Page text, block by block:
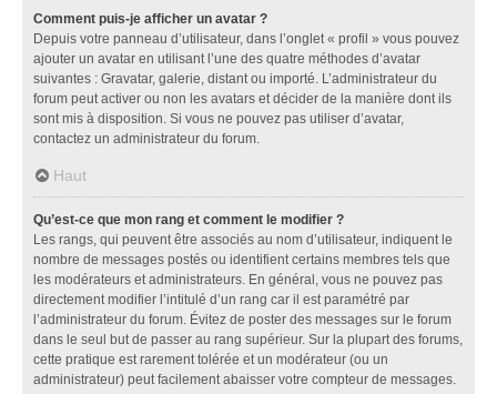
Comment puis-je afficher un avatar ?
Depuis votre panneau d’utilisateur, dans l’onglet « profil » vous pouvez
ajouter un avatar en utilisant l’une des quatre méthodes d’avatar
suivantes : Gravatar, galerie, distant ou importé. L’administrateur du
forum peut activer ou non les avatars et décider de la manière dont ils
sont mis à disposition. Si vous ne pouvez pas utiliser d’avatar,
contactez un administrateur du forum.
Haut
Qu’est-ce que mon rang et comment le modifier ?
Les rangs, qui peuvent être associés au nom d’utilisateur, indiquent le
nombre de messages postés ou identifient certains membres tels que
les modérateurs et administrateurs. En général, vous ne pouvez pas
directement modifier l’intitulé d’un rang car il est paramétré par
l’administrateur du forum. Évitez de poster des messages sur le forum
dans le seul but de passer au rang supérieur. Sur la plupart des forums,
cette pratique est rarement tolérée et un modérateur (ou un
administrateur) peut facilement abaisser votre compteur de messages.